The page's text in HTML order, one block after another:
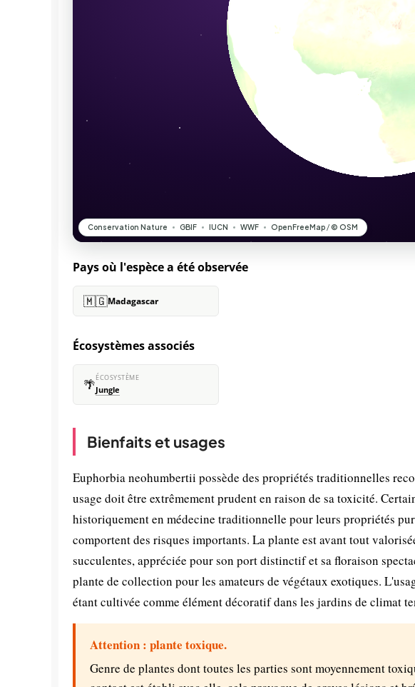
Pays où l'espèce a été observée
🇲🇬Madagascar
Écosystèmes associés
🌴ÉCOSYSTÈME
Jungle
Bienfaits et usages
Euphorbia neohumbertii possède des propriétés traditionnelles
usage doit être extrêmement prudent en raison de sa toxicité.
historiquement en médecine traditionnelle pour leurs propriétés
comportent des risques importants. La plante est avant tout
succulentes, appréciée pour son port distinctif et sa floraison
plante de collection pour les amateurs de végétaux exotiques.
étant cultivée comme élément décoratif dans les jardins de climat
Attention : plante toxique.
Genre de plantes dont toutes les parties sont moyennement